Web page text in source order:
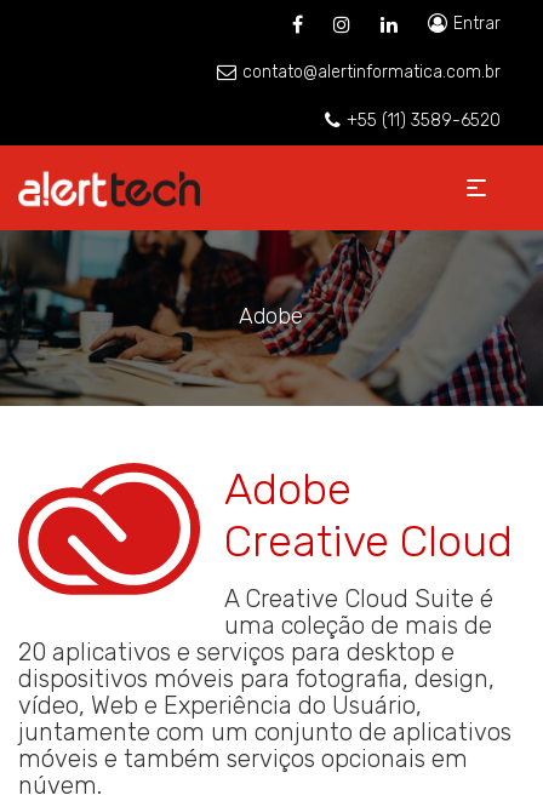
Entrar
contato@alertinformatica.com.br
+55 (11) 3589-6520
Adobe
Adobe
Creative Cloud
A Creative Cloud Suite é
uma coleção de mais de
20 aplicativos e serviços para desktop e
dispositivos móveis para fotografia, design,
vídeo, Web e Experiência do Usuário,
juntamente com um conjunto de aplicativos
móveis e também serviços opcionais em
núvem.